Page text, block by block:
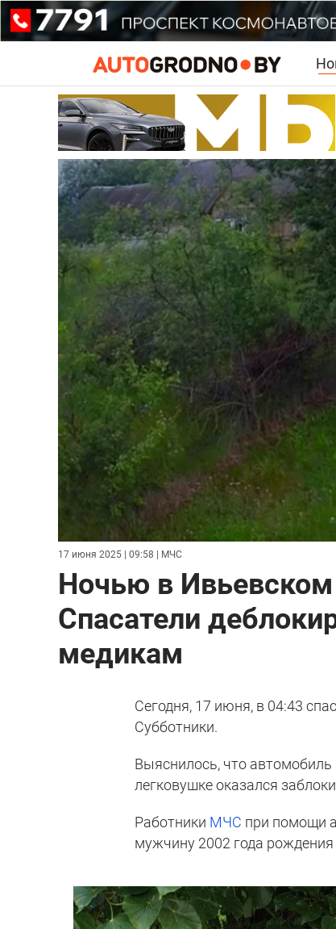
17 июня 2025 | 09:58 | МЧС
Ночью в Ивьевском
Спасатели
медикам
Сегодня, 17 июня, в 04:43
Субботники.
Выяснилось, что автомобиль
легковушке оказался
Работники МЧС при помощи
мужчину 2002 года